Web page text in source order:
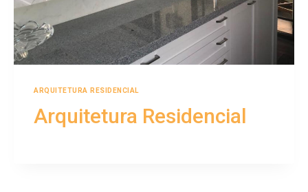
ARQUITETURA RESIDENCIAL
Arquitetura Residencial